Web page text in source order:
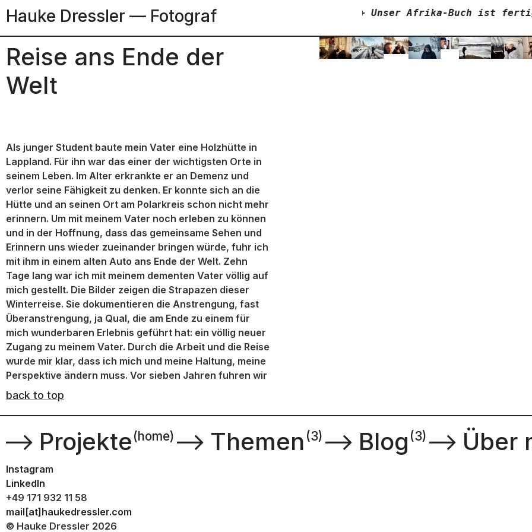
Hauke Dressler — Fotograf Unser Afrika-Buch ist fertig
Reise ans Ende der
Welt
Als junger Student baute mein Vater eine Holzhütte in
Lappland. Für ihn war das einer der wichtigsten Orte in
seinem Leben. Im Alter erkrankte er an Demenz und
verlor seine Fähigkeit zu denken. Er konnte sich an die
Hütte und an seinen Ort am Polarkreis schon nicht mehr
erinnern. Um mit meinem Vater noch erleben zu können
und in der Hoffnung, dass das gemeinsame Sehen und
Erinnern uns wieder zueinander bringen würde, fuhr ich
mit ihm in einem alten Auto ans Ende der Welt. Zehn
Tage lang war ich mit meinem dementen Vater völlig auf
mich gestellt. Die Bilder zeigen die Strapazen dieser
Winterreise. Sie dokumentieren die Anstrengung, fast
Überanstrengung, ja Qual, die am Ende zu einem für
mich wunderbaren Erlebnis geführt hat: ein völlig neuer
Zugang zu meinem Vater. Durch die Arbeit und die Reise
wurde mir klar, dass ich mich und meine Haltung, meine
Perspektive ändern muss. Vor sieben Jahren fuhren wir
los, mittlerweile ist mein Vater tot. Unsere Reise aber hat
bis heute eine enorme Bedeutung für mich
back to top
⟶ Projekte (home) ⟶ Themen (3) ⟶ Blog (3) ⟶ Über
Instagram
LinkedIn
+49 171 932 11 58
mail[at]haukedressler.com
© Hauke Dressler 2026